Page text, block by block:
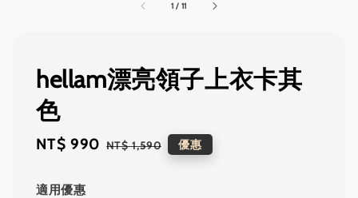
1 / 11
hellam漂亮領子上衣卡其
色
Sale
NT$ 990 Regular
NT$ 1,590 優惠
適用優惠